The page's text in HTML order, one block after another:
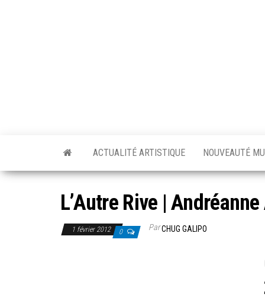
ACTUALITÉ ARTISTIQUE NOUVEAUTÉ
L’Autre Rive |
1 février 2012 0 ParCHUG GALIPO